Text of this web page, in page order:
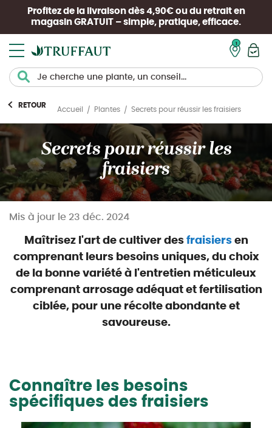
Profitez de la livraison dès 4,90€ ou du retrait en
magasin GRATUIT – simple, pratique, efficace.
RETOUR
Accueil Plantes Secrets pour réussir les fraisiers
Secrets pour réussir les
fraisiers
Mis à jour le 23 déc. 2024
Maîtrisez l'art de cultiverdes fraisiersen
comprenant leurs besoins uniques, du choix
de la bonne variété à l'entretien méticuleux
comprenant arrosage adéquat et fertilisation
ciblée, pour une récolte abondante et
savoureuse.
Connaître les besoins
spécifiques des fraisiers